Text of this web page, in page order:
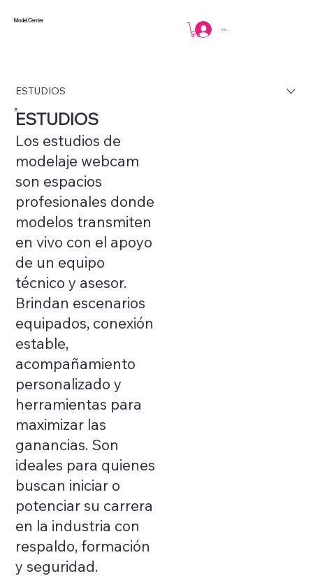
Iniciar sesión
Model Center
ESTUDIOS
ESTUDIOS
Los estudios de
modelaje webcam
son espacios
profesionales donde
modelos transmiten
en vivo con el apoyo
de un equipo
técnico y asesor.
Brindan escenarios
equipados, conexión
estable,
acompañamiento
personalizado y
herramientas para
maximizar las
ganancias. Son
ideales para quienes
buscan iniciar o
potenciar su carrera
en la industria con
respaldo, formación
y seguridad.